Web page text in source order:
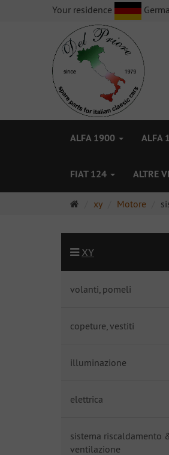
Your residence
ALFA 1900 ALFA
FIAT 124 ALTRE
Pagina
xy Motore
XY
volanti, pomeli
copeture, vestiti
illuminazione
elettrica
sistema riscaldamento
ventilazione